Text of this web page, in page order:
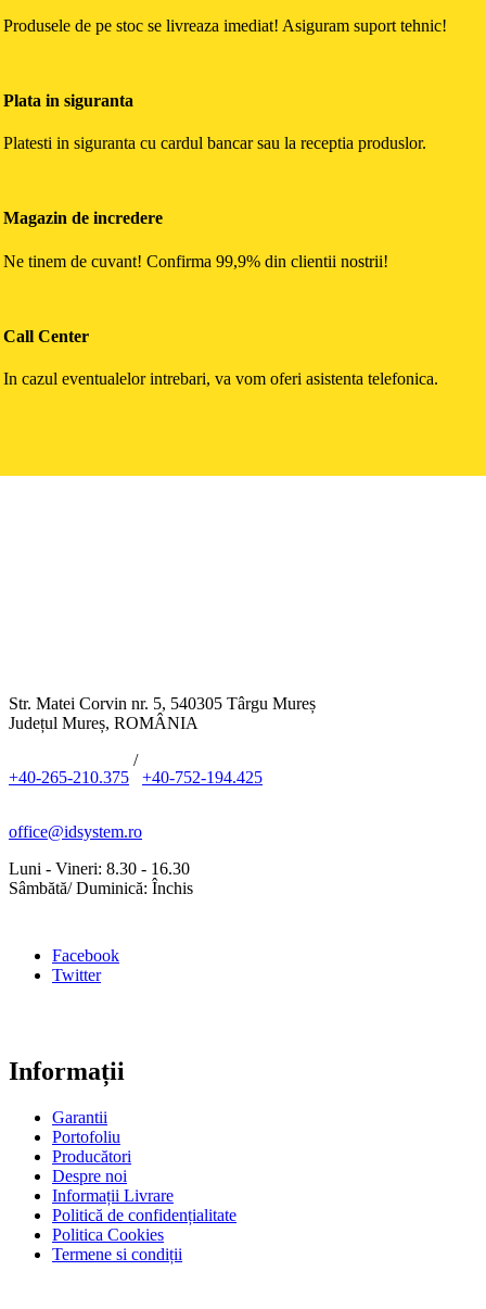
Produsele de pe stoc se livreaza imediat! Asiguram suport tehnic!
Plata in siguranta
Platesti in siguranta cu cardul bancar sau la receptia produslor.
Magazin de incredere
Ne tinem de cuvant! Confirma 99,9% din clientii nostrii!
Call Center
In cazul eventualelor intrebari, va vom oferi asistenta telefonica.
Str. Matei Corvin nr. 5, 540305 Târgu Mureș
Județul Mureș, ROMÂNIA
+40-265-210.375
/
+40-752-194.425
office@idsystem.ro
Luni - Vineri: 8.30 - 16.30
Sâmbătă/ Duminică: Închis
Facebook
Twitter
Informații
Garantii
Portofoliu
Producători
Despre noi
Informații Livrare
Politică de confidențialitate
Politica Cookies
Termene si condiții